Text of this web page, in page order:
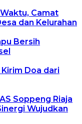
Camat
dan Kelurahan
Bersih
Doa dari
Soppeng Riaja
Wujudkan